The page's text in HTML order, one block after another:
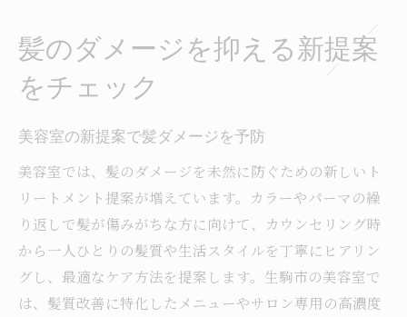
髪のダメージを抑える新提案
をチェック
美容室の新提案で髪ダメージを予防
美容室では、髪のダメージを未然に防ぐための新しいト
リートメント提案が増えています。カラーやパーマの繰
り返しで髪が傷みがちな方に向けて、カウンセリング時
から一人ひとりの髪質や生活スタイルを丁寧にヒアリン
グし、最適なケア方法を提案します。生駒市の美容室で
は、髪質改善に特化したメニューやサロン専用の高濃度